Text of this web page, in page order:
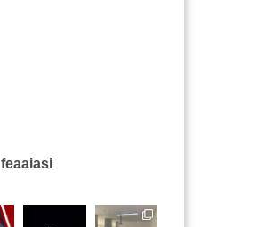
feaaiasi